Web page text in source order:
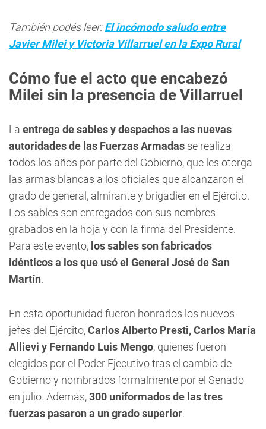
También podés leer:El incómodo saludo entre
Javier Milei y Victoria Villarruel en la Expo Rural
Cómo fue el acto que encabezó
Milei sin la presencia de Villarruel
La entrega de sables y despachos a las nuevas
autoridades de las Fuerzas Armadas se realiza
todos los años por parte del Gobierno, que les otorga
las armas blancas a los oficiales que alcanzaron el
grado de general, almirante y brigadier en el Ejército.
Los sables son entregados con sus nombres
grabados en la hoja y con la firma del Presidente.
Para este evento, los sables son fabricados
idénticos a los que usó el General José de San
Martín.
En esta oportunidad fueron honrados los nuevos
jefes del Ejército,Carlos Alberto Presti, Carlos María
Allievi y Fernando Luis Mengo, quienes fueron
elegidos por el Poder Ejecutivo tras el cambio de
Gobierno y nombrados formalmente por el Senado
en julio. Además,300 uniformados de las tres
fuerzas pasaron a un grado superior.